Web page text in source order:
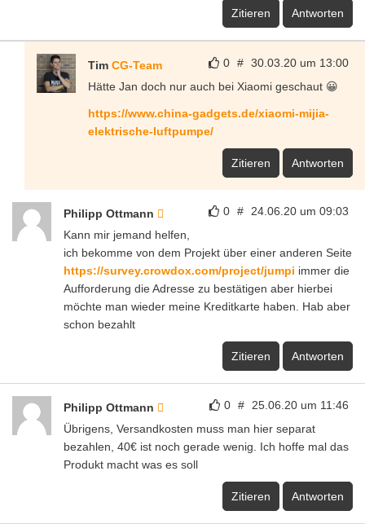
Zitieren Antworten
0 # 30.03.20 um 13:00
Tim CG-Team
Hätte Jan doch nur auch bei Xiaomi geschaut 😀
https://www.china-gadgets.de/xiaomi-mijia-
elektrische-luftpumpe/
Zitieren Antworten
0 # 24.06.20 um 09:03
Philipp Ottmann
Kann mir jemand helfen,
ich bekomme von dem Projekt über einer anderen Seite
https://survey.crowdox.com/project/jumpi immer die
Aufforderung die Adresse zu bestätigen aber hierbei
möchte man wieder meine Kreditkarte haben. Hab aber
schon bezahlt
Zitieren Antworten
0 # 25.06.20 um 11:46
Philipp Ottmann
Übrigens, Versandkosten muss man hier separat
bezahlen, 40€ ist noch gerade wenig. Ich hoffe mal das
Produkt macht was es soll
Zitieren Antworten